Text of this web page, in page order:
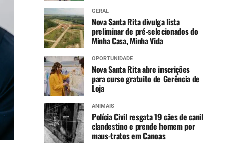
GERAL
Nova Santa Rita divulga lista
preliminar de pré-selecionados do
Minha Casa, Minha Vida
OPORTUNIDADE
Nova Santa Rita abre inscrições
para curso gratuito de Gerência de
Loja
ANIMAIS
Polícia Civil resgata 19 cães de canil
clandestino e prende homem por
maus-tratos em Canoas